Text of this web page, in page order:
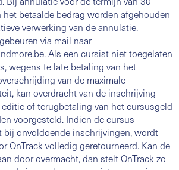
het betaalde bedrag worden afgehouden
verwerking van de annulatie.
via mail naar
Als een cursist niet toegelaten
wegens te late betaling van het
van de maximale
kan overdracht van de inschrijving
of terugbetaling van het cursusgeld
voorgesteld. Indien de cursus
bij onvoldoende inschrijvingen, wordt
OnTrack volledig geretourneerd. Kan de
door overmacht, dan stelt OnTrack zo